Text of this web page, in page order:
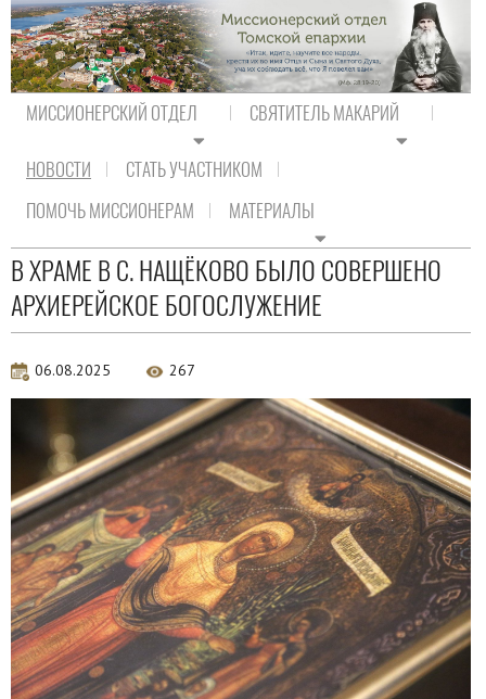
МИССИОНЕРСКИЙ ОТДЕЛ СВЯТИТЕЛЬ МАКАРИЙ
НОВОСТИ
СТАТЬ УЧАСТНИКОМ
ПОМОЧЬ МИССИОНЕРАМ
МАТЕРИАЛЫ
Новости епархии
В ХРАМЕ В С. НАЩЁКОВО БЫЛО СОВЕРШЕНО
АРХИЕРЕЙСКОЕ БОГОСЛУЖЕНИЕ
06.08.2025 267